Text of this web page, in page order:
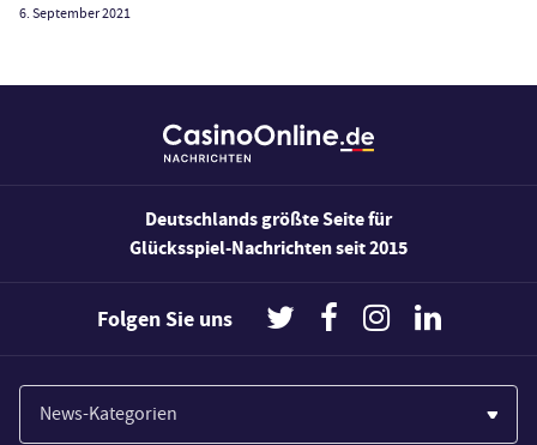
6. September 2021
Deutschlands größte Seite für
Glücksspiel-Nachrichten seit 2015
Folgen Sie uns
News-Kategorien